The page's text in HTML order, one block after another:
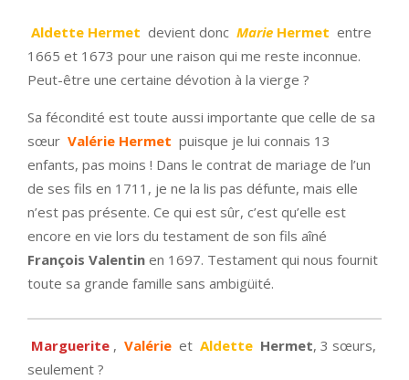
Aldette Hermet devient donc Marie Hermet entre
1665 et 1673 pour une raison qui me reste inconnue.
Peut-être une certaine dévotion à la vierge ?
Sa fécondité est toute aussi importante que celle de sa
sœur Valérie Hermet puisque je lui connais 13
enfants, pas moins ! Dans le contrat de mariage de l’un
de ses fils en 1711, je ne la lis pas défunte, mais elle
n’est pas présente. Ce qui est sûr, c’est qu’elle est
encore en vie lors du testament de son fils aîné
François Valentin en 1697. Testament qui nous fournit
toute sa grande famille sans ambigüité.
Marguerite , Valérie et Aldette Hermet, 3 sœurs,
seulement ?